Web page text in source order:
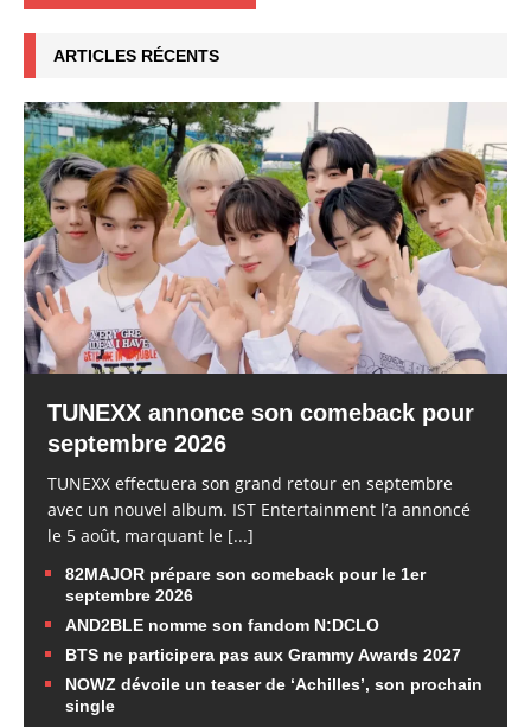
ARTICLES RÉCENTS
TUNEXX annonce son comeback pour
septembre 2026
TUNEXX effectuera son grand retour en septembre
avec un nouvel album. IST Entertainment l’a annoncé
le 5 août, marquant le [...]
82MAJOR prépare son comeback pour le 1er
septembre 2026
AND2BLE nomme son fandom N:DCLO
BTS ne participera pas aux Grammy Awards 2027
NOWZ dévoile un teaser de ‘Achilles’, son prochain
single